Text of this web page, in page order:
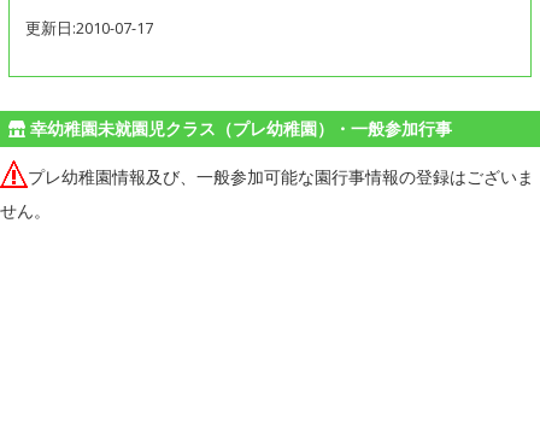
更新日:2010-07-17
幸幼稚園未就園児クラス（プレ幼稚園）・一般参加行事
プレ幼稚園情報及び、一般参加可能な園行事情報の登録はございま
せん。